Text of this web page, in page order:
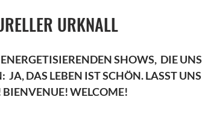
URKNALL
SHOWS,  DIE UNS
DAS LEBEN IST SCHÖN. LASST UNS
WELCOME!